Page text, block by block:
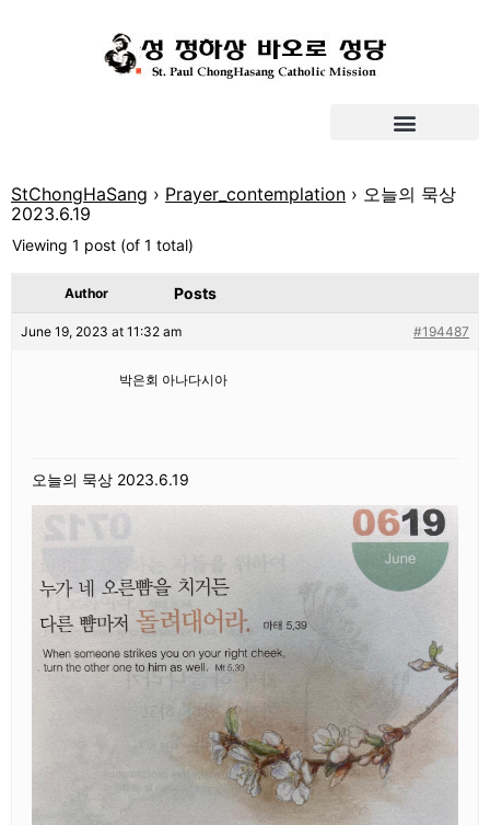
StChongHaSang › Prayer_contemplation › 오늘의 묵상
2023.6.19
Viewing 1 post (of 1 total)
Author Posts
June 19, 2023 at 11:32 am #194487
박은회 아나다시아
오늘의 묵상 2023.6.19